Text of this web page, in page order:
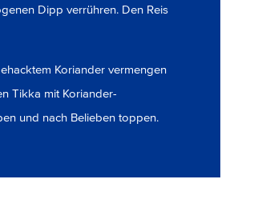
Dipp verrühren. Den Reis
Koriander vermengen
Tikka mit Koriander-
und nach Belieben toppen.